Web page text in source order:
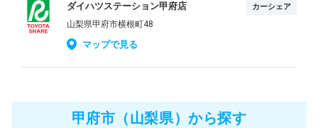
ダイハツステーション甲府店 カーシェア
山梨県甲府市横根町48
マップで見る
甲府市（山梨県）から探す